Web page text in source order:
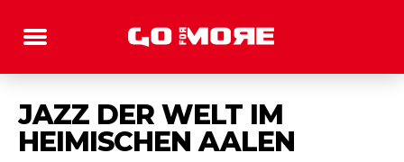
JAZZ DER WELT IM
HEIMISCHEN AALEN